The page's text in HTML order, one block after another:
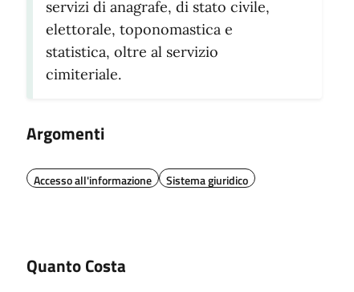
servizi di anagrafe, di stato civile,
elettorale, toponomastica e
statistica, oltre al servizio
cimiteriale.
Argomenti
Accesso all'informazione Sistema giuridico
Quanto Costa